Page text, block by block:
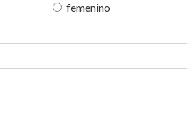
femenino